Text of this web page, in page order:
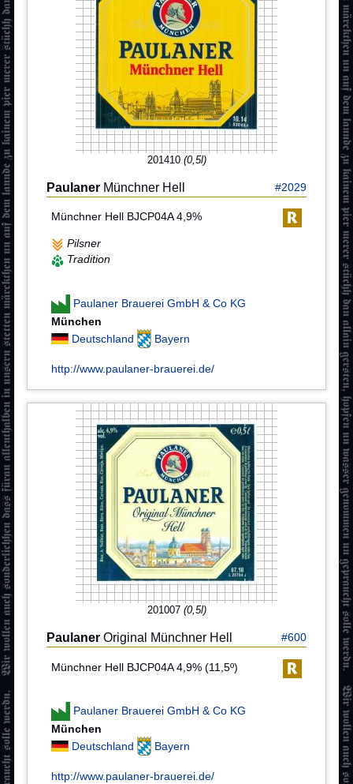
201410 (0,5l)
Paulaner Münchner Hell #2029
Münchner Hell BJCP04A 4,9%
Pilsner
Tradition
Paulaner Brauerei GmbH & Co KG
München
Deutschland
Bayern
http://www.paulaner-brauerei.de/
201007 (0,5l)
Paulaner Original Münchner Hell #600
Münchner Hell BJCP04A 4,9% (11,5º)
Paulaner Brauerei GmbH & Co KG
München
Deutschland
Bayern
http://www.paulaner-brauerei.de/